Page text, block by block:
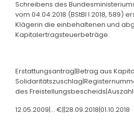
Schreibens des
vom 04.04.2018 (BStBl I 2018, 589)
Klägerin die einbehaltenen und
Kapitalertragsteuerbeträge.
Erstattungsantrag|Betrag aus
des
12.05.2009|... €||28.09.2018|01.10.2018